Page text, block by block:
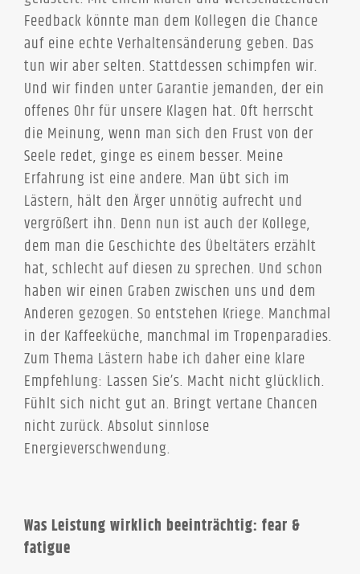
Feedback könnte man dem Kollegen die Chance
auf eine echte Verhaltensänderung geben. Das
tun wir aber selten. Stattdessen schimpfen wir.
Und wir finden unter Garantie jemanden, der ein
offenes Ohr für unsere Klagen hat. Oft herrscht
die Meinung, wenn man sich den Frust von der
Seele redet, ginge es einem besser. Meine
Erfahrung ist eine andere. Man übt sich im
Lästern, hält den Ärger unnötig aufrecht und
vergrößert ihn. Denn nun ist auch der Kollege,
dem man die Geschichte des Übeltäters erzählt
hat, schlecht auf diesen zu sprechen. Und schon
haben wir einen Graben zwischen uns und dem
Anderen gezogen. So entstehen Kriege. Manchmal
in der Kaffeeküche, manchmal im Tropenparadies.
Zum Thema Lästern habe ich daher eine klare
Empfehlung: Lassen Sie’s. Macht nicht glücklich.
Fühlt sich nicht gut an. Bringt vertane Chancen
nicht zurück. Absolut sinnlose
Energieverschwendung.
Was Leistung wirklich beeinträchtig: fear &
fatigue